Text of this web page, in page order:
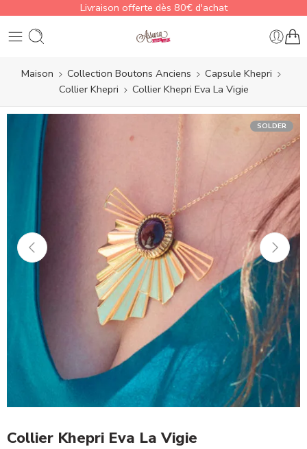
Livraison offerte dès 80€ d'achat
Maison Collection Boutons Anciens
Capsule Khepri
Collier Khepri
Collier Khepri Eva La Vigie
SOLDER
Collier Khepri Eva La Vigie